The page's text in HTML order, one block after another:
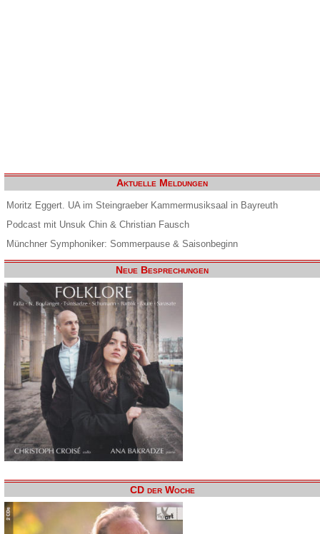
Aktuelle Meldungen
Moritz Eggert. UA im Steingraeber Kammermusiksaal in Bayreuth
Podcast mit Unsuk Chin & Christian Fausch
Münchner Symphoniker: Sommerpause & Saisonbeginn
Neue Besprechungen
CD der Woche